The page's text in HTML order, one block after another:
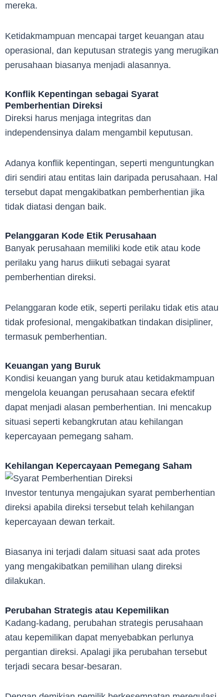
mereka.
Ketidakmampuan mencapai target keuangan atau
operasional, dan keputusan strategis yang merugikan
perusahaan biasanya menjadi alasannya.
Konflik Kepentingan sebagai Syarat
Pemberhentian Direksi
Direksi harus menjaga integritas dan
independensinya dalam mengambil keputusan.
Adanya konflik kepentingan, seperti menguntungkan
diri sendiri atau entitas lain daripada perusahaan. Hal
tersebut dapat mengakibatkan pemberhentian jika
tidak diatasi dengan baik.
Pelanggaran Kode Etik Perusahaan
Banyak perusahaan memiliki kode etik atau kode
perilaku yang harus diikuti sebagai syarat
pemberhentian direksi.
Pelanggaran kode etik, seperti perilaku tidak etis atau
tidak profesional, mengakibatkan tindakan disipliner,
termasuk pemberhentian.
Keuangan yang Buruk
Kondisi keuangan yang buruk atau ketidakmampuan
mengelola keuangan perusahaan secara efektif
dapat menjadi alasan pemberhentian. Ini mencakup
situasi seperti kebangkrutan atau kehilangan
kepercayaan pemegang saham.
Kehilangan Kepercayaan Pemegang Saham
Investor tentunya mengajukan syarat pemberhentian
direksi apabila direksi tersebut telah kehilangan
kepercayaan dewan terkait.
Biasanya ini terjadi dalam situasi saat ada protes
yang mengakibatkan pemilihan ulang direksi
dilakukan.
Perubahan Strategis atau Kepemilikan
Kadang-kadang, perubahan strategis perusahaan
atau kepemilikan dapat menyebabkan perlunya
pergantian direksi. Apalagi jika perubahan tersebut
terjadi secara besar-besaran.